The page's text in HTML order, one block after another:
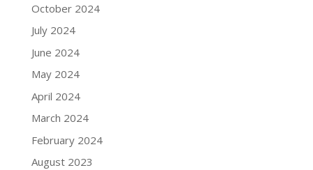
October 2024
July 2024
June 2024
May 2024
April 2024
March 2024
February 2024
August 2023